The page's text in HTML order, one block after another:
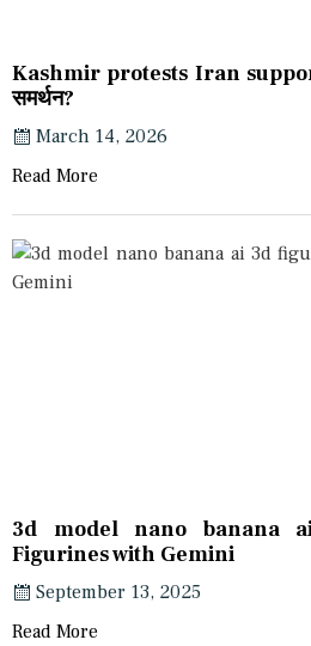
Kashmir protests Iran support
समर्थन?
March 14, 2026
Read More
3d model nano banana
Figurines with Gemini
September 13, 2025
Read More